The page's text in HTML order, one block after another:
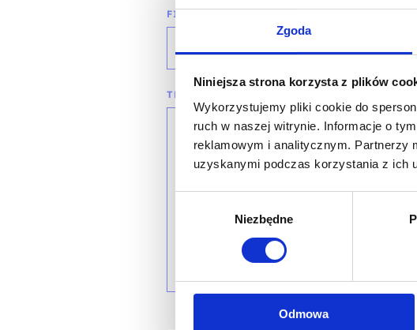
Zgoda
Niniejsza strona korzysta z plików
Wykorzystujemy pliki cookie do
ruch w naszej witrynie. Informacje o
reklamowym i analitycznym. Partnerzy
uzyskanymi podczas korzystania z ich
Niezbędne
Odmowa
FIRMA
TREŚĆ WIADOMOŚCI*